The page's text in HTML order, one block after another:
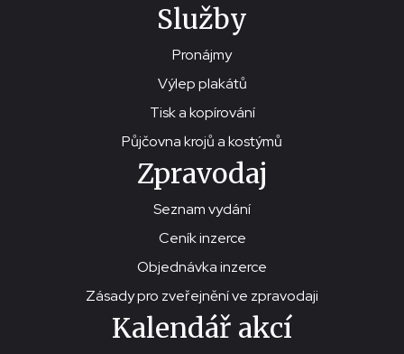
Služby
Pronájmy
Výlep plakátů
Tisk a kopírování
Půjčovna krojů a kostýmů
Zpravodaj
Seznam vydání
Ceník inzerce
Objednávka inzerce
Zásady pro zveřejnění ve zpravodaji
Kalendář akcí